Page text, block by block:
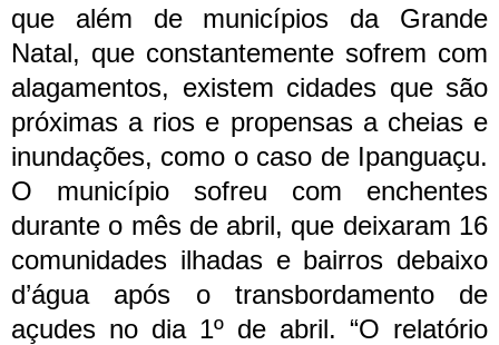
que além de municípios da Grande
Natal, que constantemente sofrem com
alagamentos, existem cidades que são
próximas a rios e propensas a cheias e
inundações, como o caso de Ipanguaçu.
O município sofreu com enchentes
durante o mês de abril, que deixaram 16
comunidades ilhadas e bairros debaixo
d’água após o transbordamento de
açudes no dia 1º de abril. “O relatório